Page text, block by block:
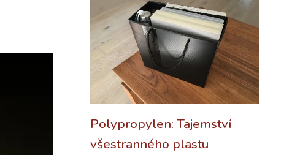
Polypropylen: Tajemství
všestranného plastu